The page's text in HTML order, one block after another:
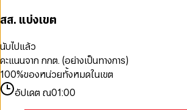
สส. แบ่งเขต
นับไปแล้ว
คะแนนจาก กกต. (อย่างเป็นทางการ)
100%ของหน่วยทั้งหมดในเขต
อัปเดต ณ01:00